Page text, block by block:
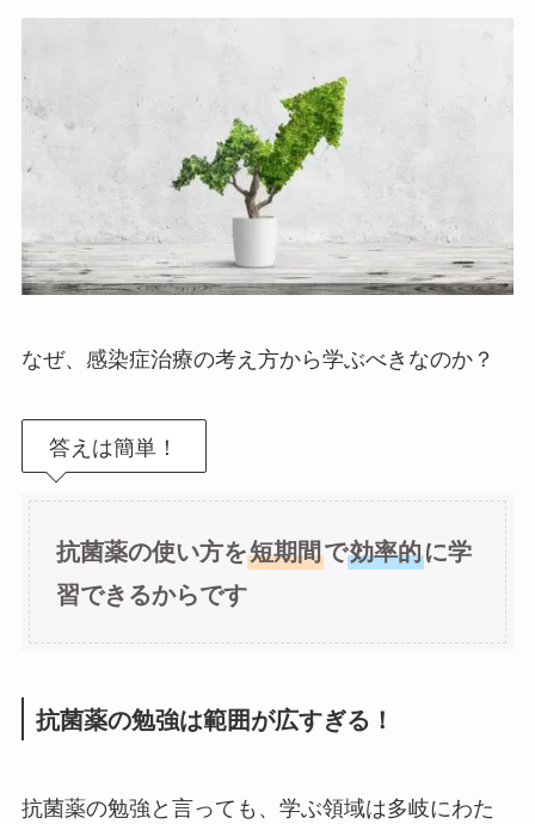
なぜ、感染症治療の考え方から学ぶべきなのか？
答えは簡単！
抗菌薬の使い方を短期間で効率的に学
習できるからです
抗菌薬の勉強は範囲が広すぎる！
抗菌薬の勉強と言っても、学ぶ領域は多岐にわた